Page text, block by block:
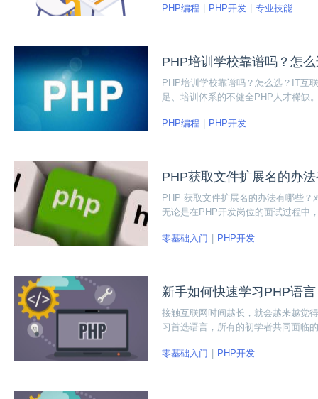
习内容。
PHP编程 PHP开发 专业技能
PHP培训学校靠谱吗？怎
PHP培训学校靠谱吗？怎么选？IT互
足、培训体系的不健全PHP人才稀缺
PHP编程
PHP开发
PHP获取文件扩展名的办
PHP 获取文件扩展名的办法有哪些
无论是在PHP开发岗位的面试过程中
零基础入门
PHP开发
新手如何快速学习PHP语
接触互联网时间越长，就会越来越觉
习首选语言，所有的初学者共同面临
零基础入门 PHP开发